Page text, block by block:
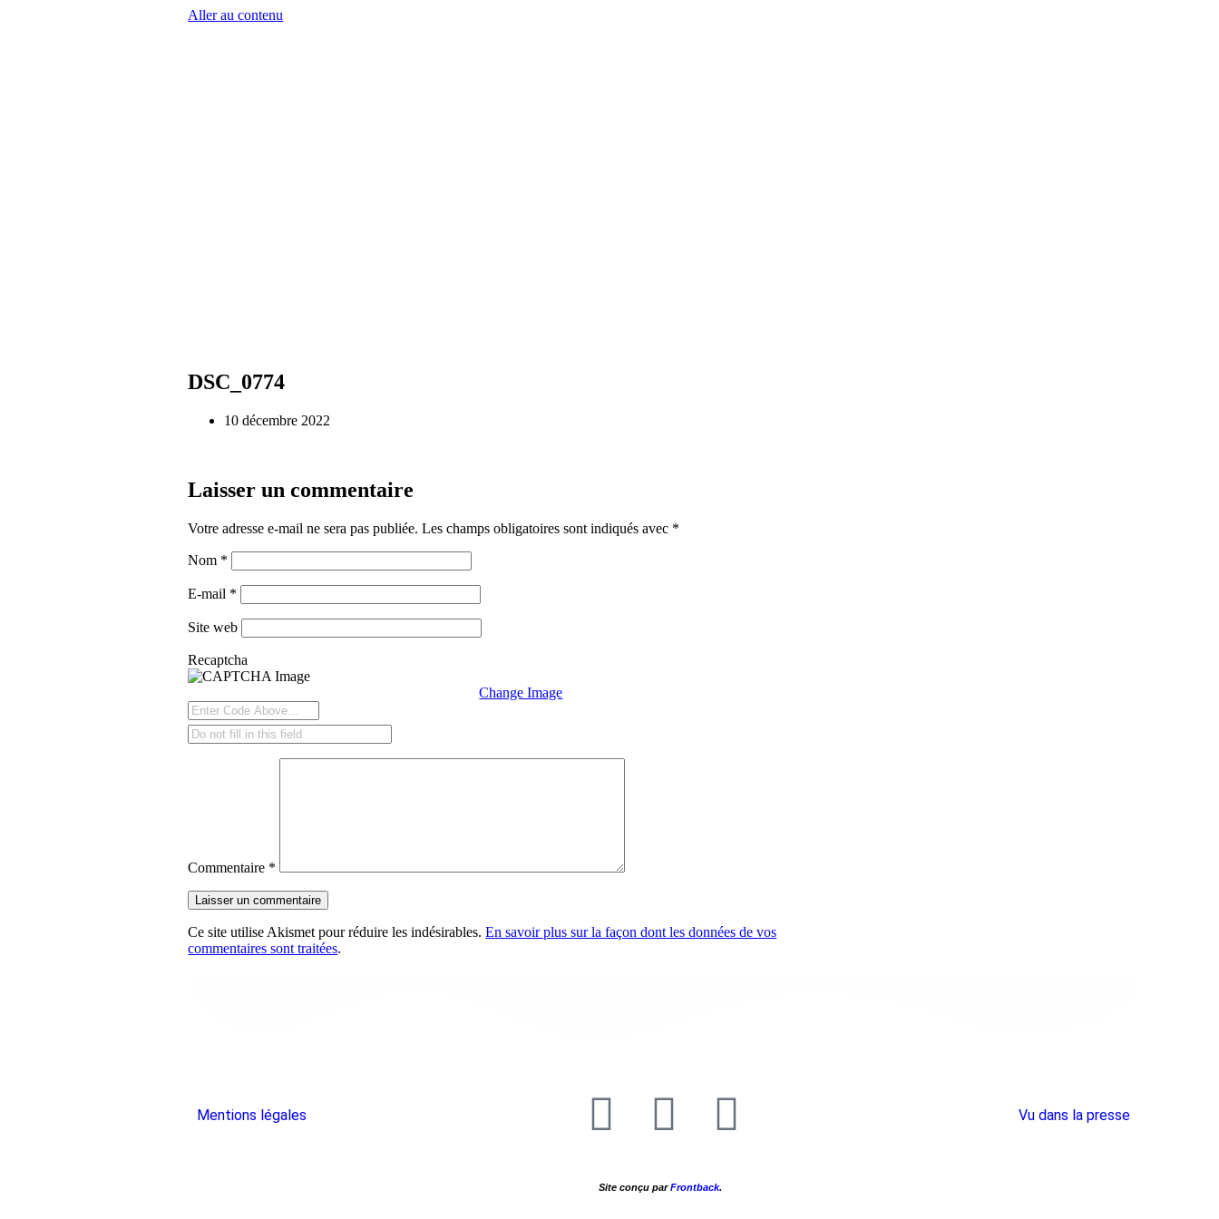
Aller au contenu
DSC_0774
10 décembre 2022
Laisser un commentaire
Votre adresse e-mail ne sera pas publiée. Les champs obligatoires sont indiqués avec *
Nom *
E-mail *
Site web
Recaptcha
Change Image
Commentaire *
Ce site utilise Akismet pour réduire les indésirables.En savoir plus sur la façon dont les données de vos
commentaires sont traitées.
Mentions légales Vu dans la presse
Site conçu parFrontback.